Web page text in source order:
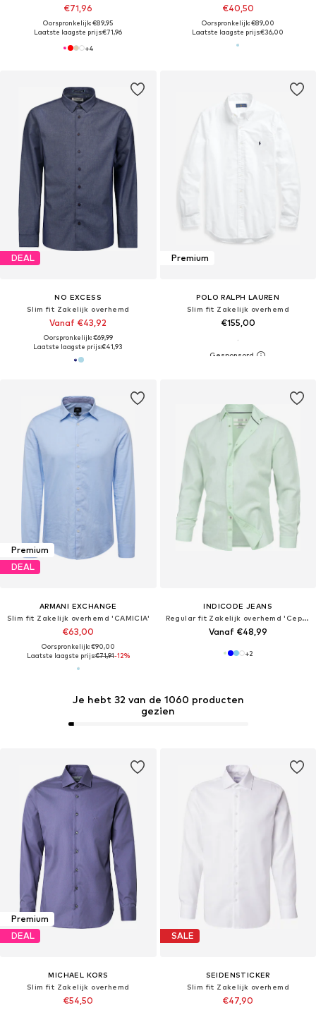
€71,96
Oorspronkelijk: €89,95
Laatste laagste prijs:€71,96
+4
€40,50
Oorspronkelijk: €89,00
Laatste laagste prijs:€36,00
DEAL
NO EXCESS
Slim fit Zakelijk overhemd
Vanaf €43,92
Oorspronkelijk: €69,99
Laatste laagste prijs:€41,93
Premium
POLO RALPH LAUREN
Slim fit Zakelijk overhemd
€155,00
Premium
DEAL
ARMANI EXCHANGE
Slim fit Zakelijk overhemd 'CAMICIA'
€63,00
Oorspronkelijk: €90,00
Laatste laagste prijs:€71,91-12%
INDICODE JEANS
Regular fit Zakelijk overhemd 'Ceppo'
Vanaf €48,99
+2
Premium
DEAL
MICHAEL KORS
Slim fit Zakelijk overhemd
€54,50
Je hebt 32 van de 1060 producten
gezien
SALE
SEIDENSTICKER
Slim fit Zakelijk overhemd
€47,90